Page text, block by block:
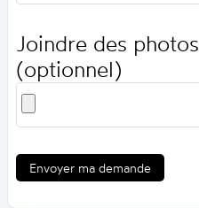
Joindre des
(optionnel)
Envoyer ma demande